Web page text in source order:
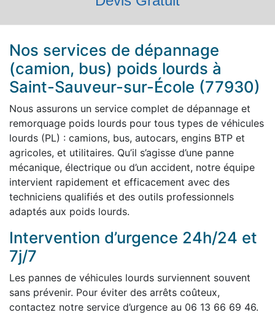
Nos services de dépannage
(camion, bus) poids lourds à
Saint-Sauveur-sur-École (77930)
Nous assurons un service complet de dépannage et
remorquage poids lourds pour tous types de véhicules
lourds (PL) : camions, bus, autocars, engins BTP et
agricoles, et utilitaires. Qu’il s’agisse d’une panne
mécanique, électrique ou d’un accident, notre équipe
intervient rapidement et efficacement avec des
techniciens qualifiés et des outils professionnels
adaptés aux poids lourds.
Intervention d’urgence 24h/24 et
7j/7
Les pannes de véhicules lourds surviennent souvent
sans prévenir. Pour éviter des arrêts coûteux,
contactez notre service d’urgence au 06 13 66 69 46.